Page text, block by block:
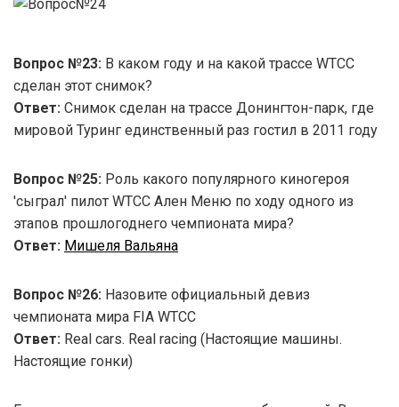
Вопрос №23: В каком году и на какой трассе WTCC
сделан этот снимок?
Ответ: Снимок сделан на трассе Донингтон-парк, где
мировой Туринг единственный раз гостил в 2011 году
Вопрос №25: Роль какого популярного киногероя
'сыграл' пилот WTCC Ален Меню по ходу одного из
этапов прошлогоднего чемпионата мира?
Ответ: Мишеля Вальяна
Вопрос №26: Назовите официальный девиз
чемпионата мира FIA WTCC
Ответ: Real cars. Real racing (Настоящие машины.
Настоящие гонки)